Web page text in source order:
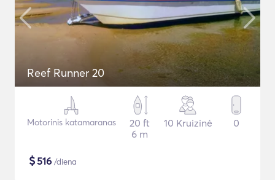
Reef Runner 20
Motorinis katamaranas
20 ft
6 m
10 Kruizinė 0
$516 /diena